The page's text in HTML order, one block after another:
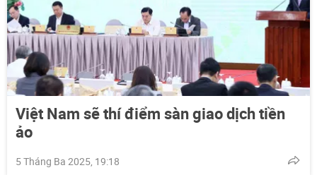
Việt Nam sẽ thí điểm sàn giao dịch tiền
ảo
5 Tháng Ba 2025, 19:18